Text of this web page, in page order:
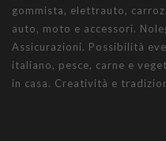
gommista, elettrauto,
auto, moto e accessori.
Assicurazioni. Possibilità
italiano, pesce, carne e
in casa. Creatività e